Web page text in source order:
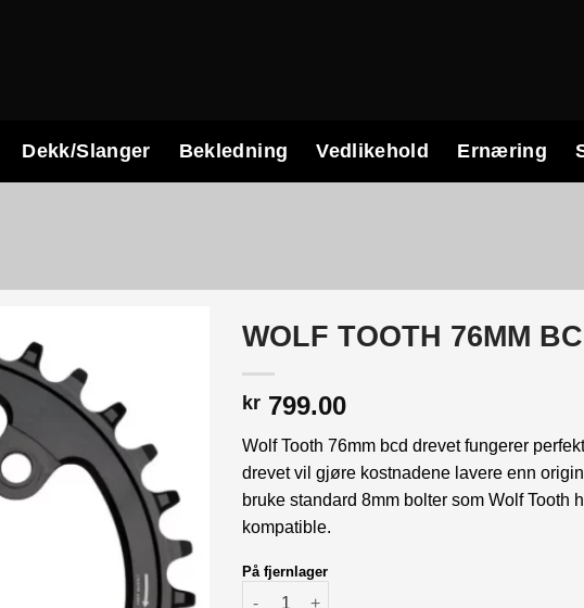
Dekk/Slanger Bekledning Vedlikehold Ernæring
WOLF TOOTH 76MM
kr 799.00
Wolf Tooth 76mm bcd drevet fungerer
drevet vil gjøre kostnadene lavere enn
bruke standard 8mm bolter som Wolf Tooth
kompatible.
På fjernlager
WOLF TOOTH 76MM BCD krankdrev 32T